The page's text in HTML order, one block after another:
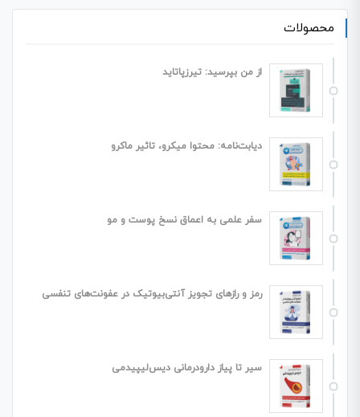
محصولات
از من بپرسید: تیرزپاتاید
دیابت‌نامه: محتوا میکرو، تاثیر ماکرو
سفر علمی به اعماق نسخ پوست و مو
رمز و رازهای تجویز آنتی‌بیوتیک در عفونت‌های تنفسی
سیر تا پیاز دارودرمانی دیس‌لیپیدمی